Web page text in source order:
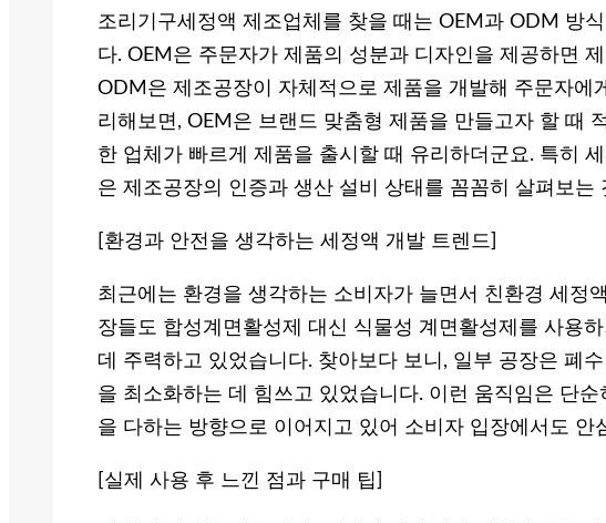
조리기구세정액 제조업체를 찾을 때는 OEM과 ODM 방
다. OEM은 주문자가 제품의 성분과 디자인을 제공하면
ODM은 제조공장이 자체적으로 제품을 개발해 주문자에
리해보면, OEM은 브랜드 맞춤형 제품을 만들고자 할 때
한 업체가 빠르게 제품을 출시할 때 유리하더군요. 특히
은 제조공장의 인증과 생산 설비 상태를 꼼꼼히 살펴보는
[환경과 안전을 생각하는 세정액 개발 트렌드]
최근에는 환경을 생각하는 소비자가 늘면서 친환경 세정
장들도 합성계면활성제 대신 식물성 계면활성제를 사용
데 주력하고 있었습니다. 찾아보다 보니, 일부 공장은 폐
을 최소화하는 데 힘쓰고 있었습니다. 이런 움직임은 단
을 다하는 방향으로 이어지고 있어 소비자 입장에서도 안
[실제 사용 후 느낀 점과 구매 팁]